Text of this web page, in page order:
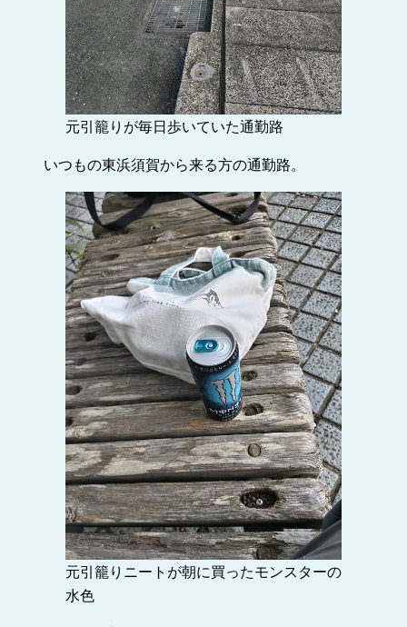
元引籠りが毎日歩いていた通勤路
いつもの東浜須賀から来る方の通勤路。
元引籠りニートが朝に買ったモンスターの
水色